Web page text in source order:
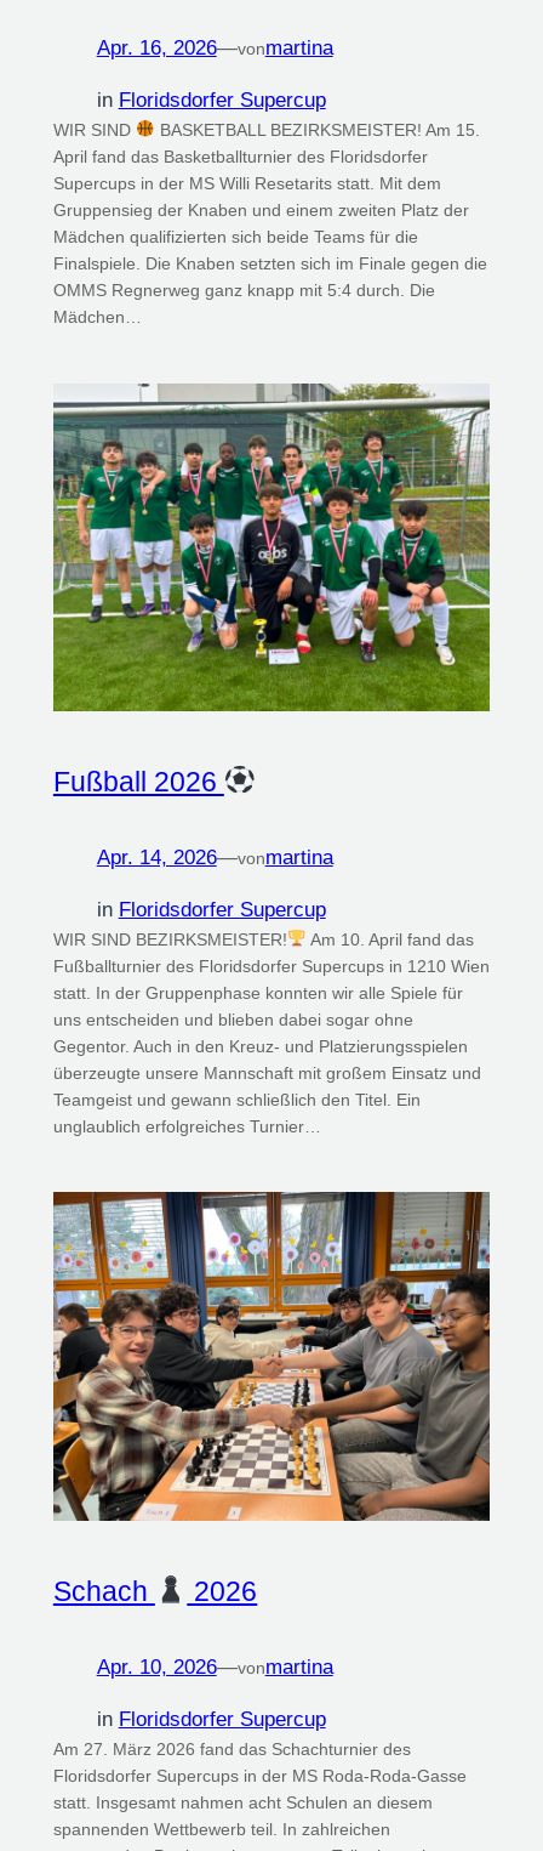
Apr. 16, 2026—vonmartina
in Floridsdorfer Supercup
WIR SIND
BASKETBALL BEZIRKSMEISTER! Am 15.
April fand das Basketballturnier des Floridsdorfer
Supercups in der MS Willi Resetarits statt. Mit dem
Gruppensieg der Knaben und einem zweiten Platz der
Mädchen qualifizierten sich beide Teams für die
Finalspiele. Die Knaben setzten sich im Finale gegen die
OMMS Regnerweg ganz knapp mit 5:4 durch. Die
Mädchen…
Fußball 2026
Apr. 14, 2026—vonmartina
in Floridsdorfer Supercup
WIR SIND BEZIRKSMEISTER!
Am 10. April fand das
Fußballturnier des Floridsdorfer Supercups in 1210 Wien
statt. In der Gruppenphase konnten wir alle Spiele für
uns entscheiden und blieben dabei sogar ohne
Gegentor. Auch in den Kreuz- und Platzierungsspielen
überzeugte unsere Mannschaft mit großem Einsatz und
Teamgeist und gewann schließlich den Titel. Ein
unglaublich erfolgreiches Turnier…
Schach 2026
Apr. 10, 2026—vonmartina
in Floridsdorfer Supercup
Am 27. März 2026 fand das Schachturnier des
Floridsdorfer Supercups in der MS Roda-Roda-Gasse
statt. Insgesamt nahmen acht Schulen an diesem
spannenden Wettbewerb teil. In zahlreichen